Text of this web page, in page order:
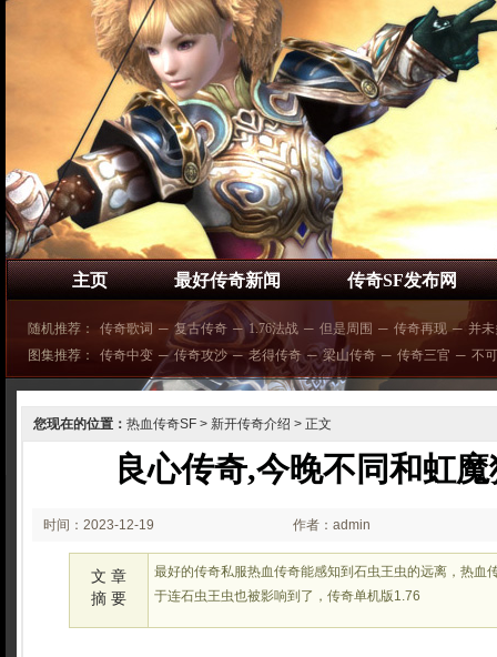
主页 最好传奇新闻 传奇SF发布网
随机推荐： 传奇歌词 ─ 复古传奇 ─ 1.76法战 ─ 但是周围 ─ 传奇再现 ─ 并
图集推荐：
传奇中变 ─ 传奇攻沙 ─ 老得传奇 ─ 梁山传奇 ─ 传奇三官 ─ 不
您现在的位置： 热血传奇SF > 新开传奇介绍 > 正文
良心传奇,今晚不同和虹
时间：2023-12-19
02:12
作者：admin
文 章
摘 要
最好的传奇私服热血传奇能感知到石虫王虫的远离，热血
于连石虫王虫也被影响到了，传奇单机版1.76